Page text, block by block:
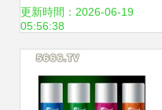
中的簡約美學(xué)
更新時間：2026-06-19
05:56:38